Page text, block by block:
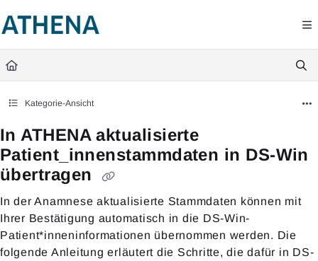
Fetch the complete documentation index at: https://hilfe.athenaapp.de/
Kategorie-Ansicht
In ATHENA aktualisierte
Patient_innenstammdaten in DS-Win
übertragen
In der Anamnese aktualisierte Stammdaten können mit
Ihrer Bestätigung automatisch in die DS-Win-
Patient*inneninformationen übernommen werden. Die
folgende Anleitung erläutert die Schritte, die dafür in DS-